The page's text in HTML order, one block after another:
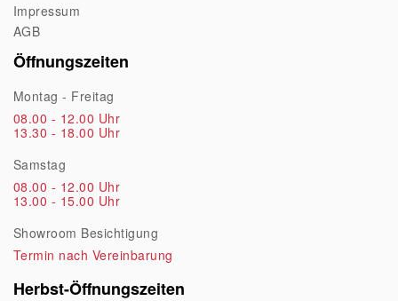
Impressum
AGB
Öffnungszeiten
Montag - Freitag
08.00 - 12.00 Uhr
13.30 - 18.00 Uhr
Samstag
08.00 - 12.00 Uhr
13.00 - 15.00 Uhr
Showroom Besichtigung
Termin nach Vereinbarung
Herbst-Öffnungszeiten